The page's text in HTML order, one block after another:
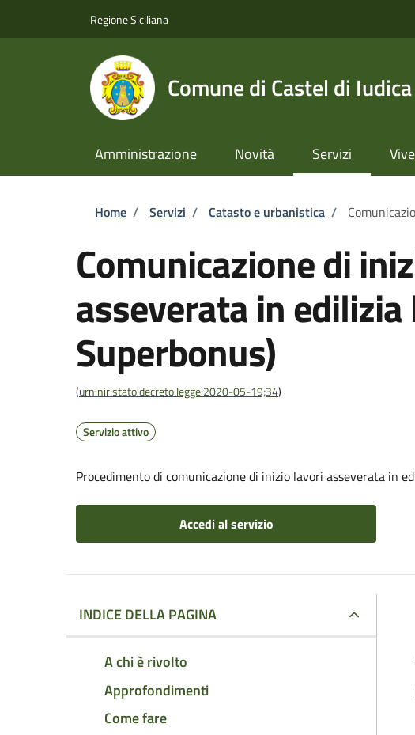
Regione Siciliana
Comune di Castel di Iudica
Amministrazione Novità Servizi
Briciole di pane
Home / Servizi / Catasto e urbanistica /
Comunicazione di
asseverata in edilizia
Superbonus)
(urn:nir:stato:decreto.legge:2020-05-19;34)
Servizio attivo
Procedimento di comunicazione di inizio lavori asseverata in
Accedi al servizio
INDICE DELLA PAGINA
A chi è rivolto
Approfondimenti
Come fare